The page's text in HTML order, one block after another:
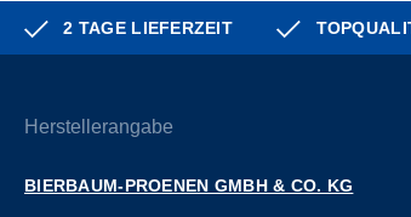
2 TAGE LIEFERZEIT
Herstellerangabe
BIERBAUM-PROENEN GMBH & CO. KG